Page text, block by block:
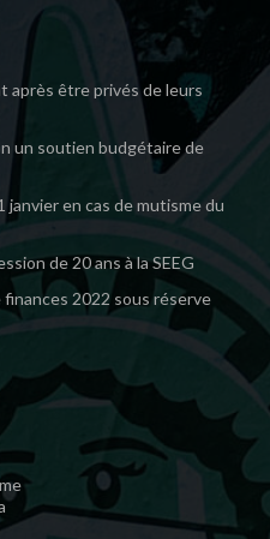
après être privés de leurs
un soutien budgétaire de
janvier en cas de mutisme du
de 20 ans à la SEEG
finances 2022 sous réserve